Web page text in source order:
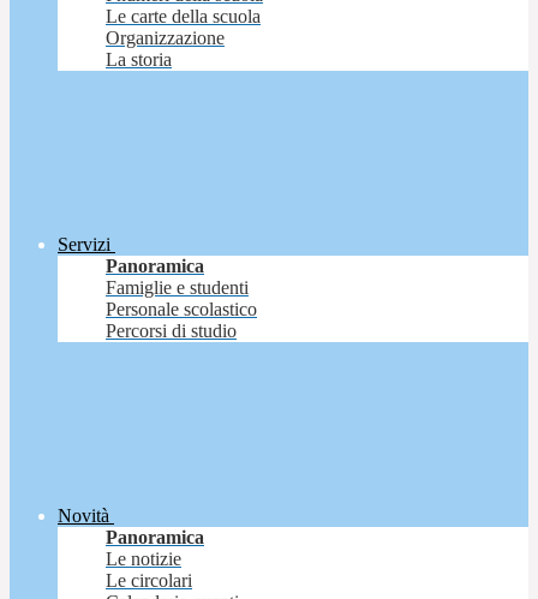
Le carte della scuola
Organizzazione
La storia
Servizi
Panoramica
Famiglie e studenti
Personale scolastico
Percorsi di studio
Novità
Panoramica
Le notizie
Le circolari